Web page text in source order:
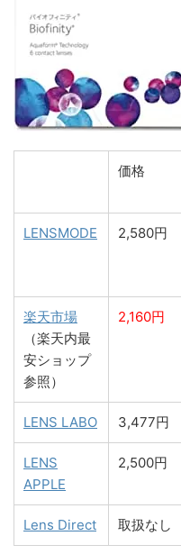
価格
LENSMODE 2,580円
楽天市場
（楽天内最
安ショップ
参照）
2,160円
LENS LABO 3,477円
LENS
APPLE
2,500円
Lens Direct 取扱なし